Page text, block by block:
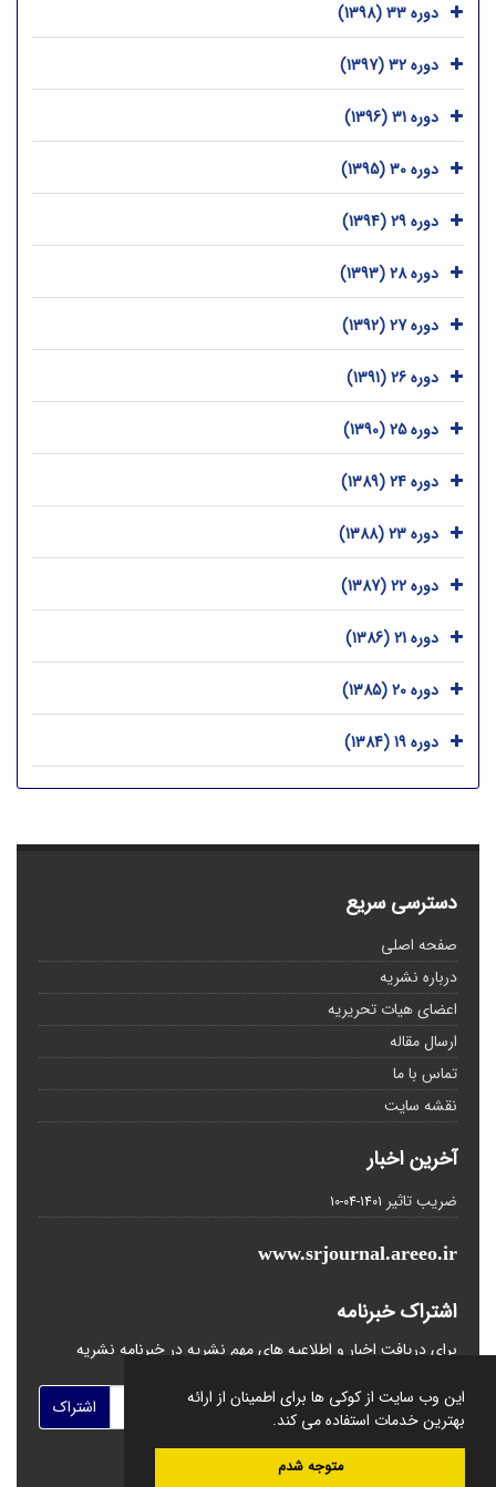
این وب سایت از کوکی ها برای اطمینان از ارائه
بهترین خدمات استفاده می کند.
متوجه شدم
دوره 33 (1398)
دوره 32 (1397)
دوره 31 (1396)
دوره 30 (1395)
دوره 29 (1394)
دوره 28 (1393)
دوره 27 (1392)
دوره 26 (1391)
دوره 25 (1390)
دوره 24 (1389)
دوره 23 (1388)
دوره 22 (1387)
دوره 21 (1386)
دوره 20 (1385)
دوره 19 (1384)
دسترسی سریع
صفحه اصلی
درباره نشریه
اعضای هیات تحریریه
ارسال مقاله
تماس با ما
نقشه سایت
آخرین اخبار
ضریب تاثیر 1401-04-10
www.srjournal.areeo.ir
اشتراک خبرنامه
برای دریافت اخبار و اطلاعیه های مهم نشریه در خبرنامه نشریه
اشتراک